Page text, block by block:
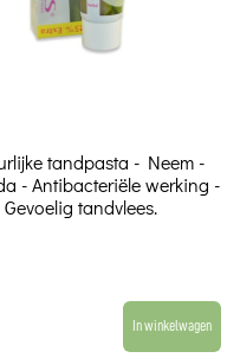
tandpasta - Neem -
- Antibacteriële werking -
Gevoelig tandvlees.
In winkelwagen